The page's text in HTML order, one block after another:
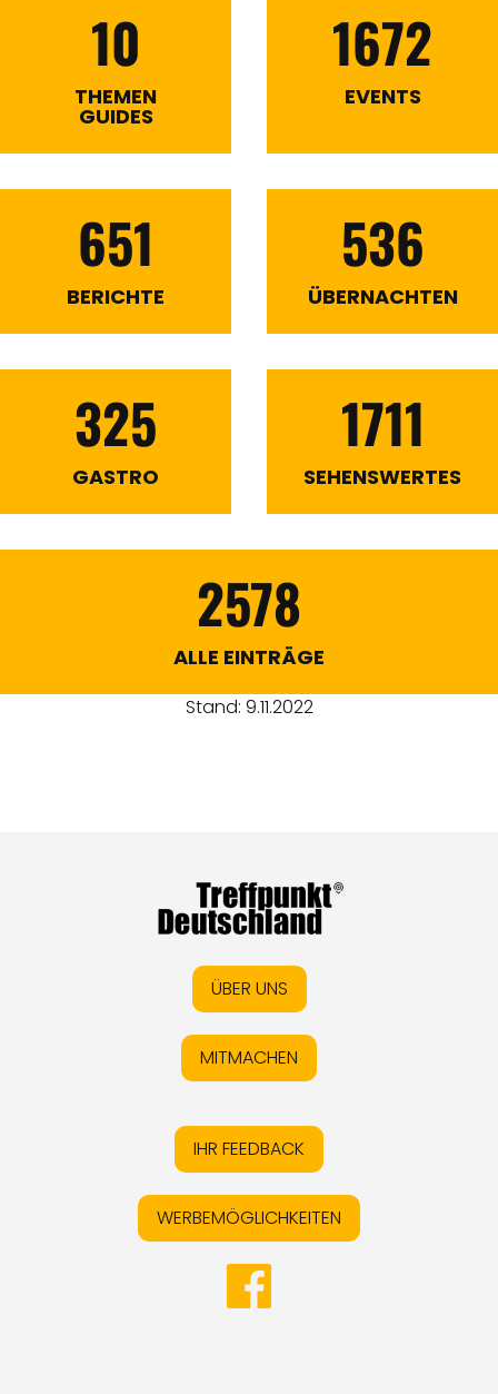
10
THEMEN
GUIDES
1672
EVENTS
651
BERICHTE
536
ÜBERNACHTEN
325
GASTRO
1711
SEHENSWERTES
2578
ALLE EINTRÄGE
Stand: 9.11.2022
ÜBER UNS
MITMACHEN
IHR FEEDBACK
WERBEMÖGLICHKEITEN